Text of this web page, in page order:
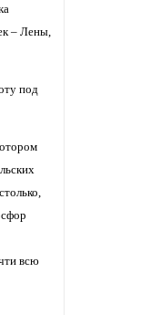
– Лены,
под
всю